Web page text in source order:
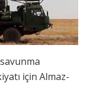
için Almaz-